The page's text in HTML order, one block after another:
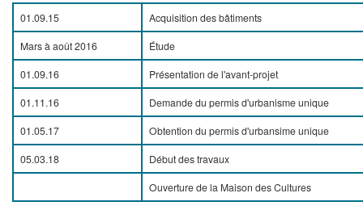
01.09.15 Acquisition des bâtiments
Mars à août 2016 Étude
01.09.16 Présentation de l'avant-projet
01.11.16 Demande du permis d'urbanisme unique
01.05.17 Obtention du permis d'urbansime unique
05.03.18 Début des travaux
Ouverture de la Maison des Cultures